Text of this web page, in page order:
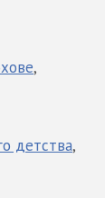
,
детства,